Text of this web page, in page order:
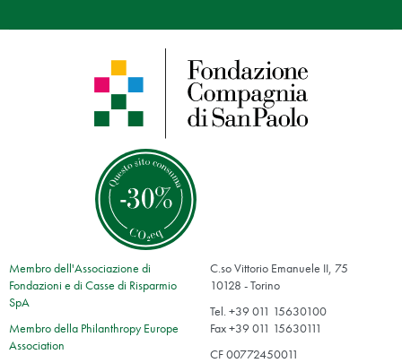
Membro dell'Associazione di
Fondazioni e di Casse di Risparmio
SpA
Membro della Philanthropy Europe
Association
C.so Vittorio Emanuele II, 75
10128 - Torino
Tel. +39 011 15630100
Fax +39 011 15630111
CF 00772450011